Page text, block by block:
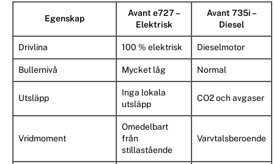
Egenskap
Avant e727 –
Elektrisk
Avant 735i –
Diesel
Drivlina 100 % elektrisk Dieselmotor
Bullernivå Mycket låg Normal
Utsläpp
Inga lokala
utsläpp
CO2 och avgaser
Vridmoment
Omedelbart
från
stillastående
Varvtalsberoende